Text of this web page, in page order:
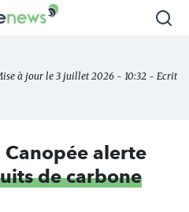
à jour le 3 juillet 2026 - 10:32 - Ecrit
alerte
de carbone